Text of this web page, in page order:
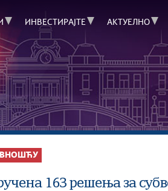
ИНВЕСТИРАЈТЕ АКТУЕЛНО
163 решења за